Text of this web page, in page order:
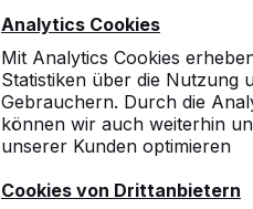
Analytics Cookies
Mit Analytics Cookies
Statistiken über die Nutzung
Gebrauchern. Durch die
können wir auch weiterhin
unserer Kunden optimieren
Cookies von Drittanbietern